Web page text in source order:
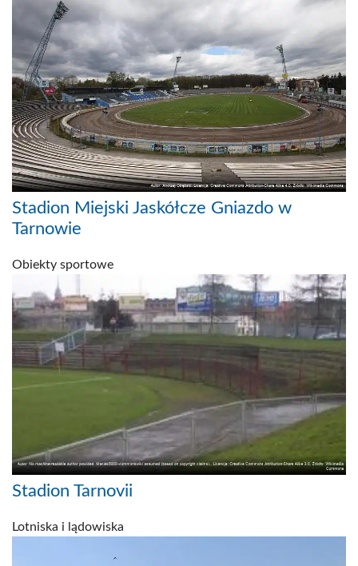
Stadion Miejski Jaskółcze Gniazdo w
Tarnowie
Obiekty sportowe
Stadion Tarnovii
Lotniska i lądowiska